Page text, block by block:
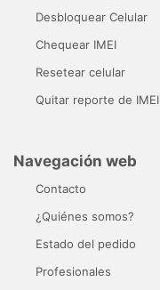
Desbloquear Celular
Chequear IMEI
Resetear celular
Quitar reporte de IMEI
Navegación web
Contacto
¿Quiénes somos?
Estado del pedido
Profesionales